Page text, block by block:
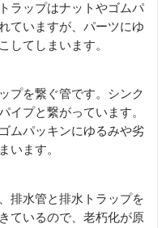
ラップはナットやゴムパ
ていますが、パーツにゆ
してしまいます。
プを繋ぐ管です。シンク
イプと繋がっています。
ムパッキンにゆるみや劣
います。
排水管と排水トラップを
ているので、老朽化が原